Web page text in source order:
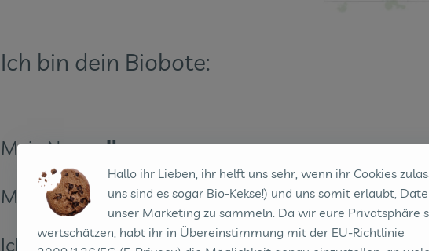
Ich bin dein Biobote:
Mein Name:Ilona
Mein Wohnort:Werpeloh
Ich bin Biobote seit:Dezember 2025
Hallo ihr Lieben, ihr helft uns sehr, wenn ihr Cookies
uns sind es sogar Bio-Kekse!) und uns somit erlaubt,
unser Marketing zu sammeln. Da wir eure Privatsphäre
wertschätzen, habt ihr in Übereinstimmung mit der EU-Richtlinie